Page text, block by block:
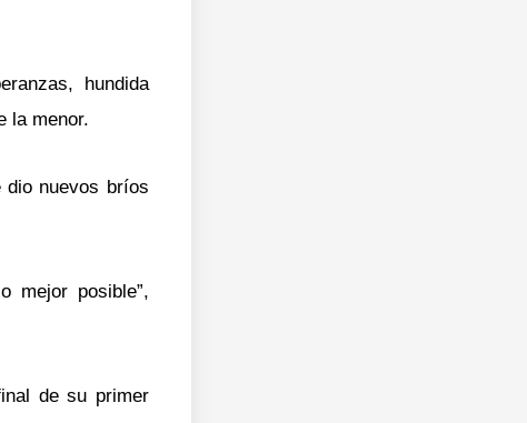
hundida
la menor.
dio nuevos bríos
mejor posible”,
de su primer